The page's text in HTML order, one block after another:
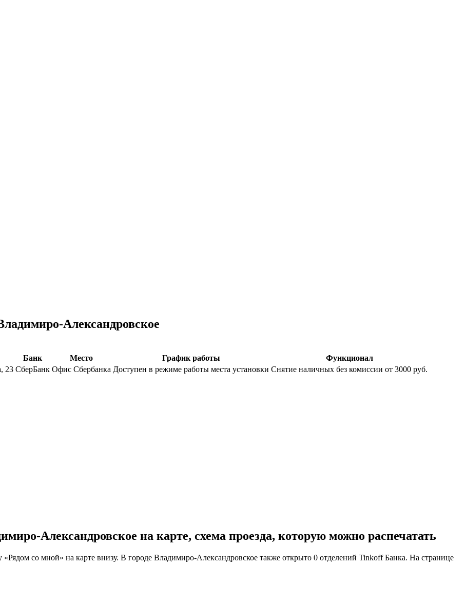
Александровское
Банк Место График работы
Функционал
23 СберБанк Офис Сбербанка Доступен в режиме работы места установки Снятие наличных без комиссии от 3000 руб.
Александровское на карте, схема проезда, которую можно распечатать
со мной» на карте внизу. В городе Владимиро-Александровское также открыто 0 отделений Tinkoff Банка. На странице